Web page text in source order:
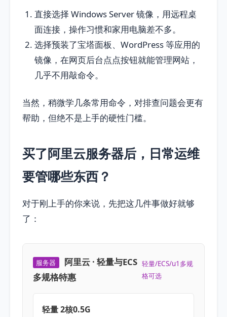
直接选择 Windows Server 镜像，用远程桌
面连接，操作习惯和家用电脑差不多。
选择预装了宝塔面板、WordPress 等应用的
镜像，在网页后台点点按钮就能管理网站，
几乎不用敲命令。
当然，稍微学几条常用命令，对排查问题会更有
帮助，但绝不是上手的硬性门槛。
买了阿里云服务器后，日常运维
要管哪些东西？
对于刚上手的你来说，先把这几件事做好就够
了：
服务器
阿里云 · 轻量与ECS
多规格特惠
轻量/ECS/u1多规
格可选
轻量 2核0.5G